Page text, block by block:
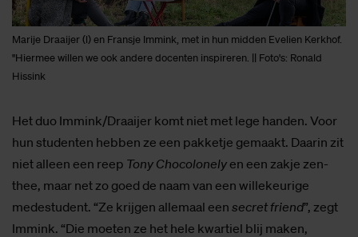
Marije Draaijer (l) en Fransje Immink, met in hun midden Evelien Kerkhof.
"Hiermee willen we ook andere docenten inspireren. || Foto's: Ronald
Hissink
Het duo Immink/Draaijer komt niet met lege handen. Voor
hun studenten hebben ze een pakketje gemaakt. Daarin zit
niet alleen een reep Tony Chocolonely en een zakje zen-
thee, maar net zo goed de naam van een willekeurige
medestudent. “Ze krijgen allemaal een secret friend”, zegt
Immink. “Die moeten ze het hele kwartiel blij maken,